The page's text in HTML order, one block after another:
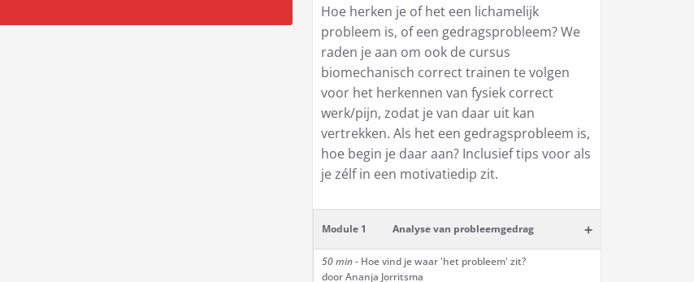
Hoe herken je of het een lichamelijk
probleem is, of een gedragsprobleem? We
raden je aan om ook de cursus
biomechanisch correct trainen te volgen
voor het herkennen van fysiek correct
werk/pijn, zodat je van daar uit kan
vertrekken. Als het een gedragsprobleem is,
hoe begin je daar aan? Inclusief tips voor als
je zélf in een motivatiedip zit.
Module 1 Analyse van probleemgedrag +
50 min - Hoe vind je waar 'het probleem' zit?
door Ananja Jorritsma